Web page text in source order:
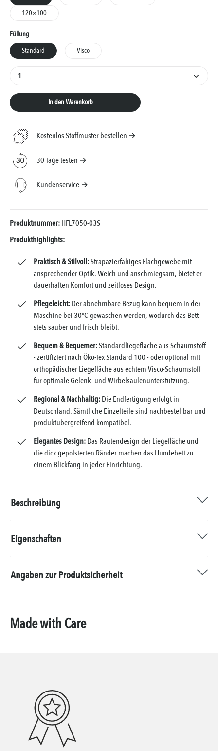
120×100
FüllungAuswählen
Standard
Visco
Produkt Anzahl: Gib den gewünschten Wert ein
In den Warenkorb
Kostenlos Stoffmuster bestellen →
30 Tage testen →
Kundenservice →
Produktnummer:HFL7050-03S
Produkthighlights:
Praktisch & Stilvoll:Strapazierfähiges Flachgewebe mit
ansprechender Optik. Weich und anschmiegsam, bietet er
dauerhaften Komfort und zeitloses Design.
Pflegeleicht:Der abnehmbare Bezug kann bequem in der
Maschine bei 30°C gewaschen werden, wodurch das Bett
stets sauber und frisch bleibt.
Bequem & Bequemer:Standardliegefläche aus Schaumstoff
- zertifiziert nach Öko-Tex Standard 100 - oder optional mit
orthopädischer Liegefläche aus echtem Visco-Schaumstoff
für optimale Gelenk- und Wirbelsäulenunterstützung.
Regional & Nachhaltig:Die Endfertigung erfolgt in
Deutschland. Sämtliche Einzelteile sind nachbestellbar und
produktübergreifend kompatibel.
Elegantes Design:Das Rautendesign der Liegefläche und
die dick gepolsterten Ränder machen das Hundebett zu
einem Blickfang in jeder Einrichtung.
Beschreibung
Eigenschaften
Angaben zur Produktsicherheit
Made with Care